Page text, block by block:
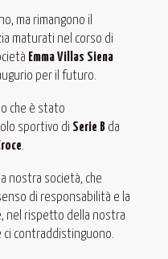
ma rimangono il
maturati nel corso di
Emma Villas Siena
per il futuro.
che è stato
sportivo di Serie Bda
.
nostra società, che
di responsabilità e la
nel rispetto della nostra
ci contraddistinguono.